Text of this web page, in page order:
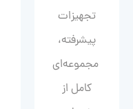
تجهیزات
پیشرفته،
مجموعه‌ای
کامل از